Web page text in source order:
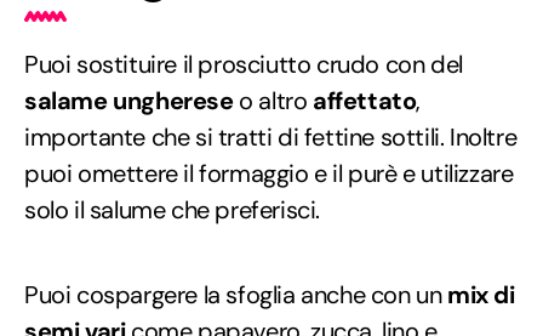
Puoi sostituire il prosciutto crudo con del
salame unghereseo altro affettato,
importante che si tratti di fettine sottili. Inoltre
puoi omettere il formaggio e il purè e utilizzare
solo il salume che preferisci.
Puoi cospargere la sfoglia anche con unmix di